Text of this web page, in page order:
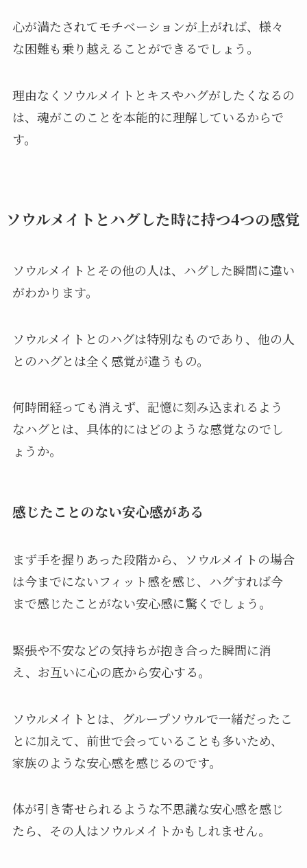
心が満たされてモチベーションが上がれば、様々
な困難も乗り越えることができるでしょう。
理由なくソウルメイトとキスやハグがしたくなるの
は、魂がこのことを本能的に理解しているからで
す。
ソウルメイトとハグした時に持つ4つの感覚
ソウルメイトとその他の人は、ハグした瞬間に違い
がわかります。
ソウルメイトとのハグは特別なものであり、他の人
とのハグとは全く感覚が違うもの。
何時間経っても消えず、記憶に刻み込まれるよう
なハグとは、具体的にはどのような感覚なのでし
ょうか。
感じたことのない安心感がある
まず手を握りあった段階から、ソウルメイトの場合
は今までにないフィット感を感じ、ハグすれば今
まで感じたことがない安心感に驚くでしょう。
緊張や不安などの気持ちが抱き合った瞬間に消
え、お互いに心の底から安心する。
ソウルメイトとは、グループソウルで一緒だったこ
とに加えて、前世で会っていることも多いため、
家族のような安心感を感じるのです。
体が引き寄せられるような不思議な安心感を感じ
たら、その人はソウルメイトかもしれません。